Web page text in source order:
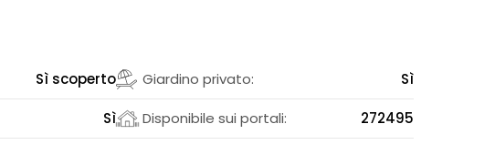
Sì scoperto Giardino privato: Sì
Sì Disponibile sui portali: 272495